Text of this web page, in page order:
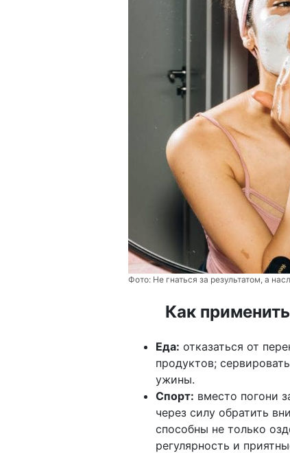
Фото: Не гнаться за результатом, а
Как
Еда: отказаться от
продуктов;
ужины.
Спорт: вместо погони
через силу обратить
способны не только
регулярность и